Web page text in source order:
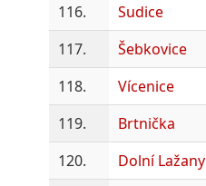
116.
Sudice
117.
Šebkovice
118.
Vícenice
119.
Brtnička
120.
Dolní Lažany